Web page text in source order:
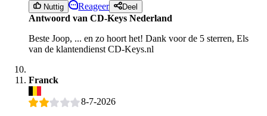
Nuttig Reageer Deel
Antwoord van CD-Keys Nederland
Beste Joop, ... en zo hoort het! Dank voor de 5 sterren, Els
van de klantendienst CD-Keys.nl
Franck
8-7-2026